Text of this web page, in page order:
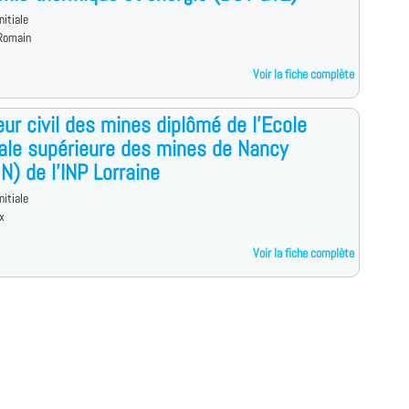
Voir la fiche complète
civil des mines diplômé de l'Ecole
supérieure des mines de Nancy
de l'INP Lorraine
Voir la fiche complète